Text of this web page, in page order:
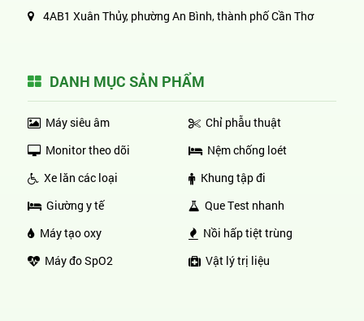
4AB1 Xuân Thủy, phường An Bình, thành phố Cần Thơ
DANH MỤC SẢN PHẨM
Máy siêu âm
Monitor theo dõi
Xe lăn các loại
Giường y tế
Máy tạo oxy
Máy đo SpO2
Chỉ phẫu thuật
Nệm chống loét
Khung tập đi
Que Test nhanh
Nồi hấp tiệt trùng
Vật lý trị liệu